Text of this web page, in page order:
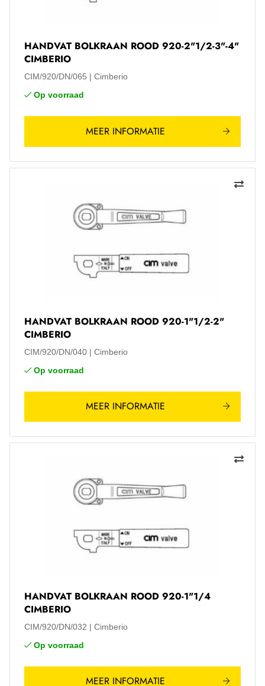
HANDVAT BOLKRAAN ROOD 920-2"1/2-3"-4"
CIMBERIO
CIM/920/DN/065
Cimberio
Op voorraad
MEER INFORMATIE
HANDVAT BOLKRAAN ROOD 920-1"1/2-2"
CIMBERIO
CIM/920/DN/040
Cimberio
Op voorraad
MEER INFORMATIE
HANDVAT BOLKRAAN ROOD 920-1"1/4
CIMBERIO
CIM/920/DN/032
Cimberio
Op voorraad
MEER INFORMATIE